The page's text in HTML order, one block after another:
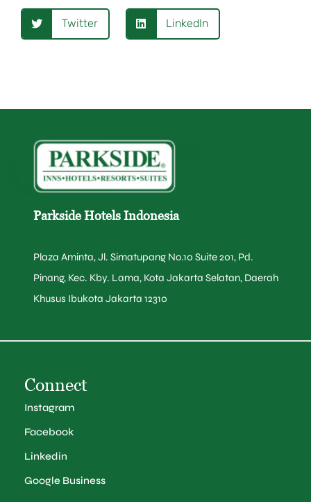
Twitter LinkedIn
Parkside Hotels Indonesia
Plaza Aminta, Jl. Simatupang No.10 Suite 201, Pd.
Pinang, Kec. Kby. Lama, Kota Jakarta Selatan, Daerah
Khusus Ibukota Jakarta 12310
Connect
Instagram
Facebook
Linkedin
Google Business